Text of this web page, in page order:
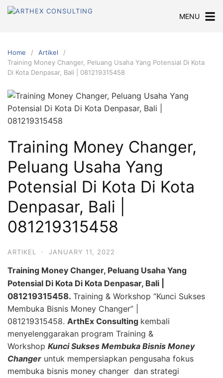
Skip
MENU
Home
Artikel
Training Money Changer, Peluang Usaha Yang Potensial Di Kota
Di Kota Denpasar, Bali | 081219315458
Training Money Changer,
Peluang Usaha Yang
Potensial Di Kota Di Kota
Denpasar, Bali |
081219315458
ARTIKEL · JANUARY 11, 2022
Training Money Changer, Peluang Usaha Yang
Potensial Di Kota Di Kota Denpasar, Bali
081219315458. Training & Workshop “Kunci Sukses
Membuka Bisnis Money Changer” |
081219315458. ArthEx Consulting kembali
menyelenggarakan program Training &
Workshop Kunci Sukses Membuka Bisnis Money
Changer untuk mempersiapkan pengusaha fokus
membuka bisnis money changer dan strategi